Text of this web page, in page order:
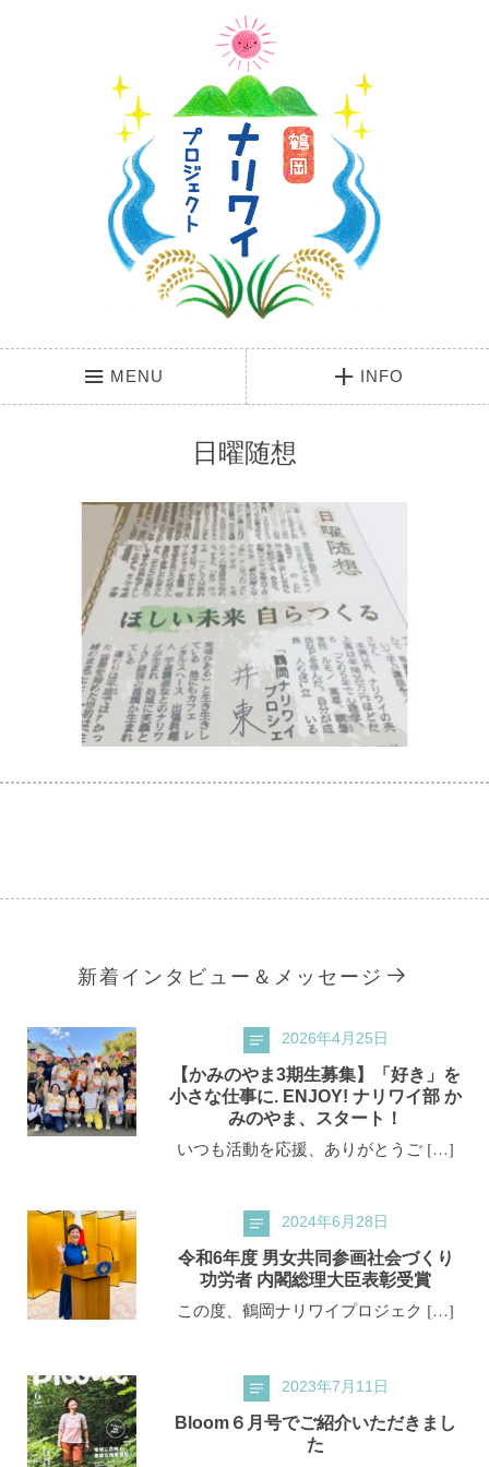
MENU INFO
日曜随想
新着インタビュー＆メッセージ
2026年4月25日
【かみのやま3期生募集】「好き」を
小さな仕事に. ENJOY! ナリワイ部 か
みのやま、スタート！
いつも活動を応援、ありがとうご […]
2024年6月28日
令和6年度 男女共同参画社会づくり
功労者 内閣総理大臣表彰受賞
この度、鶴岡ナリワイプロジェク […]
2023年7月11日
Bloom６月号でご紹介いただきまし
た